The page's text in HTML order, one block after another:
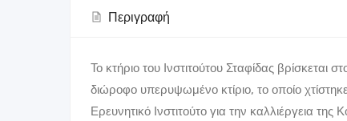
Περιγραφή
Το κτήριο του Ινστιτούτου Σταφίδας βρίσκεται
διώροφο υπερυψωμένο κτίριο, το οποίο
Ερευνητικό Ινστιτούτο για την καλλιέργεια της